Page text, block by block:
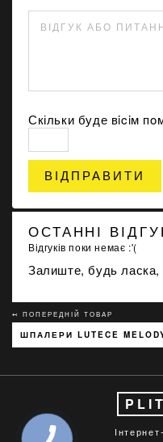
ВІДГУК АБО
Скільки буде вiciм
ВІДПРАВИТИ
ОСТАННІ
Відгуків поки немає :'(
Залиште, будь ласка,
↢ ПОПЕРЕДНІЙ ТОВАР
ШПАЛЕРИ LUTECE